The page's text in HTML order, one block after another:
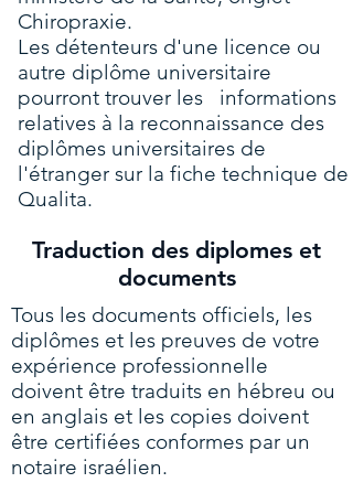
Chiropraxie.
Les détenteurs d'une licence ou
autre diplôme universitaire
pourront trouver les informations
relatives à la reconnaissance des
diplômes universitaires de
l'étranger sur la fiche technique de
Qualita.
Traduction des diplomes et
documents
Tous les documents officiels, les
diplômes et les preuves de votre
expérience professionnelle
doivent être traduits en hébreu ou
en anglais et les copies doivent
être certifiées conformes par un
notaire israélien.